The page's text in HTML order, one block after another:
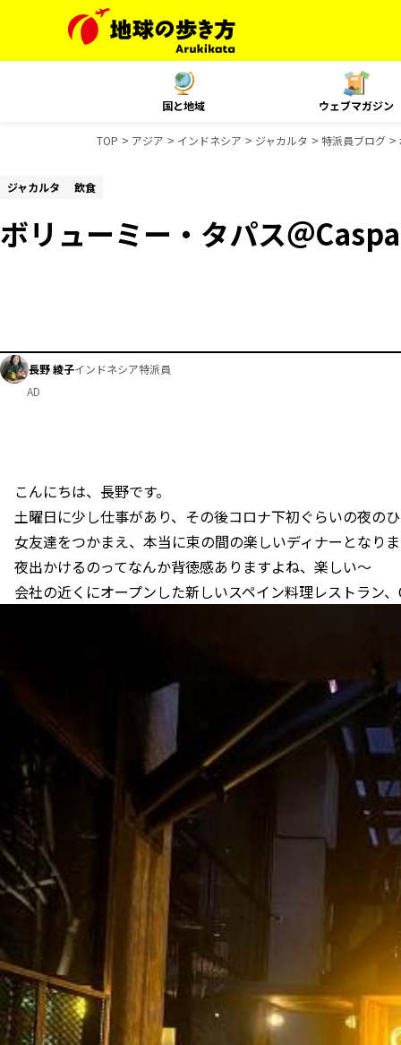
国と地域 ウェブマガジン
TOP アジア インドネシア ジャカルタ 特派員ブログ
ジャカルタ 飲食
ボリューミー・タパス＠
長野 綾子インドネシア特派員
AD
こんにちは、長野です。
土曜日に少し仕事があり、その後コロナ下初ぐらいの夜の
女友達をつかまえ、本当に束の間の楽しいディナーとなり
夜出かけるのってなんか背徳感ありますよね、楽しい～
会社の近くにオープンした新しいスペイン料理レストラン